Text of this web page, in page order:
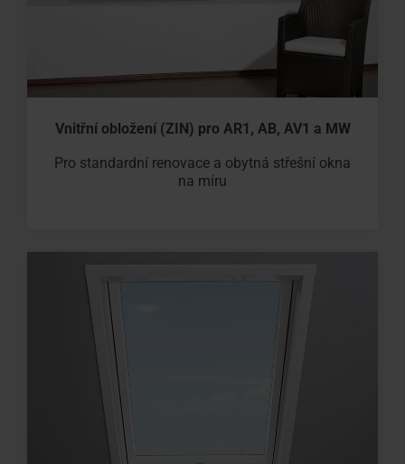
Vnitřní obložení (ZIN) pro AR1, AB, AV1 a MW
Pro standardní renovace a obytná střešní okna
na míru